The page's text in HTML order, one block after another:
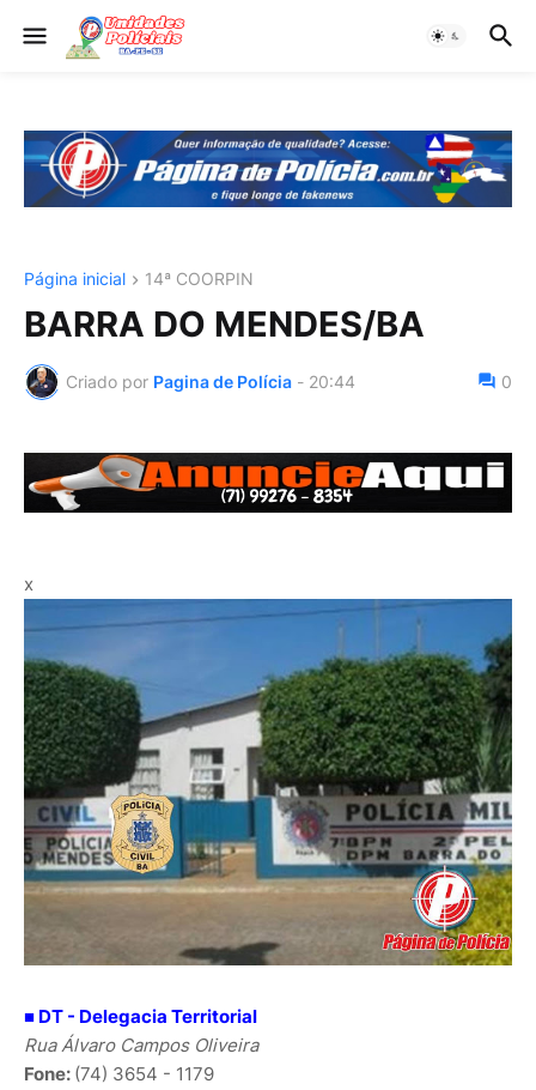
Página inicial 14ª COORPIN
BARRA DO MENDES/BA
Criado por Pagina de Polícia - 20:44 0
x
■ DT - Delegacia Territorial
Rua Álvaro Campos Oliveira
Fone: (74) 3654 - 1179